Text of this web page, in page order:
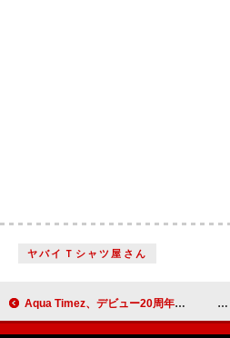
ヤバイＴシャツ屋さん
Aqua Timez、デビュー20周年記念ライブを映像作品＆CD化